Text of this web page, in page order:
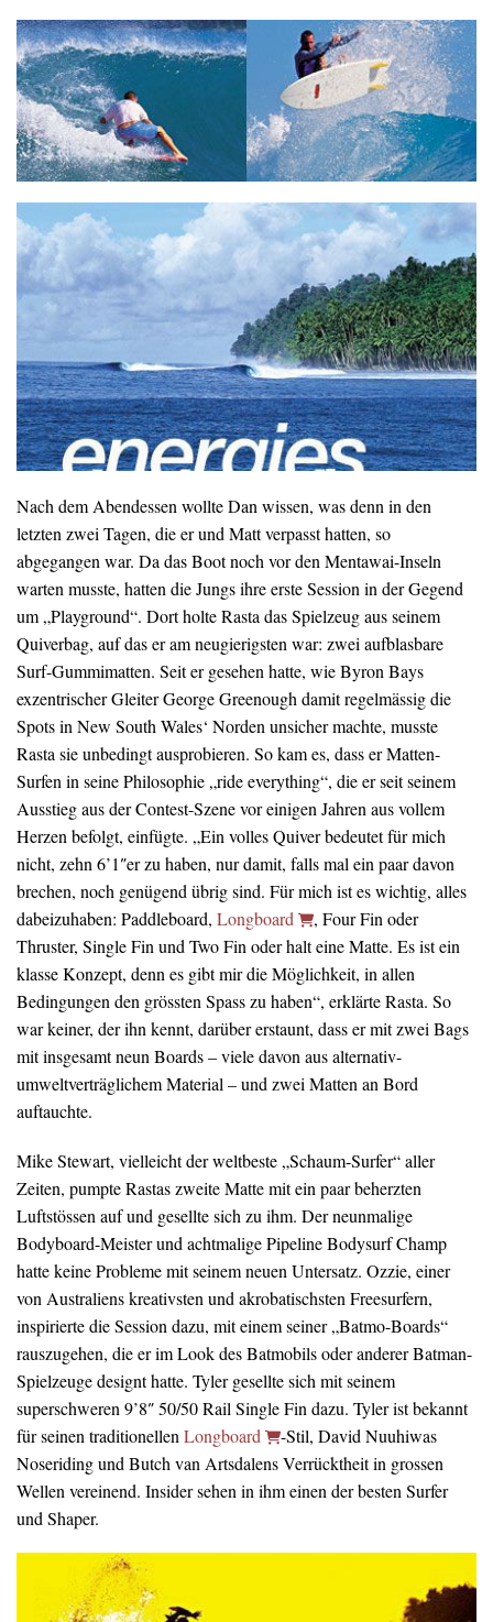
Nach dem Abendessen wollte Dan wissen, was denn in den
letzten zwei Tagen, die er und Matt verpasst hatten, so
abgegangen war. Da das Boot noch vor den Mentawai-Inseln
warten musste, hatten die Jungs ihre erste Session in der Gegend
um „Playground“. Dort holte Rasta das Spielzeug aus seinem
Quiverbag, auf das er am neugierigsten war: zwei aufblasbare
Surf-Gummimatten. Seit er gesehen hatte, wie Byron Bays
exzentrischer Gleiter George Greenough damit regelmässig die
Spots in New South Wales‘ Norden unsicher machte, musste
Rasta sie unbedingt ausprobieren. So kam es, dass er Matten-
Surfen in seine Philosophie „ride everything“, die er seit seinem
Ausstieg aus der Contest-Szene vor einigen Jahren aus vollem
Herzen befolgt, einfügte. „Ein volles Quiver bedeutet für mich
nicht, zehn 6’1″er zu haben, nur damit, falls mal ein paar davon
brechen, noch genügend übrig sind. Für mich ist es wichtig, alles
dabeizuhaben: Paddleboard, Longboard
, Four Fin oder
Thruster, Single Fin und Two Fin oder halt eine Matte. Es ist ein
klasse Konzept, denn es gibt mir die Möglichkeit, in allen
Bedingungen den grössten Spass zu haben“, erklärte Rasta. So
war keiner, der ihn kennt, darüber erstaunt, dass er mit zwei Bags
mit insgesamt neun Boards – viele davon aus alternativ-
umweltverträglichem Material – und zwei Matten an Bord
auftauchte.
Mike Stewart, vielleicht der weltbeste „Schaum-Surfer“ aller
Zeiten, pumpte Rastas zweite Matte mit ein paar beherzten
Luftstössen auf und gesellte sich zu ihm. Der neunmalige
Bodyboard-Meister und achtmalige Pipeline Bodysurf Champ
hatte keine Probleme mit seinem neuen Untersatz. Ozzie, einer
von Australiens kreativsten und akrobatischsten Freesurfern,
inspirierte die Session dazu, mit einem seiner „Batmo-Boards“
rauszugehen, die er im Look des Batmobils oder anderer Batman-
Spielzeuge designt hatte. Tyler gesellte sich mit seinem
superschweren 9’8″ 50/50 Rail Single Fin dazu. Tyler ist bekannt
für seinen traditionellen Longboard
-Stil, David Nuuhiwas
Noseriding und Butch van Artsdalens Verrücktheit in grossen
Wellen vereinend. Insider sehen in ihm einen der besten Surfer
und Shaper.